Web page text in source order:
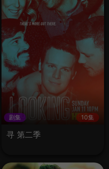
剧集 10集
寻 第二季